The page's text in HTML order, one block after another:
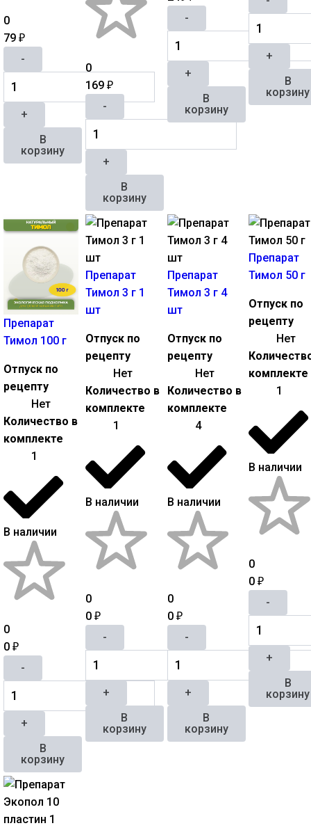
0
79 ₽
-
+
В
корзину
0
169 ₽
-
+
В
корзину
-
+
В
корзину
+
В
корзину
Препарат
Тимол 100 г
Отпуск по
рецепту
Нет
Количество в
комплекте
1
В наличии
0
0 ₽
-
+
В
корзину
Препарат
Тимол 3 г 1
шт
Отпуск по
рецепту
Нет
Количество в
комплекте
1
В наличии
0
0 ₽
-
+
В
корзину
Препарат
Тимол 3 г 4
шт
Отпуск по
рецепту
Нет
Количество в
комплекте
4
В наличии
0
0 ₽
-
+
В
корзину
Препарат
Тимол 50 г
Отпуск по
рецепту
Нет
комплекте
1
В наличии
0
0₽
-
+
В
корзину